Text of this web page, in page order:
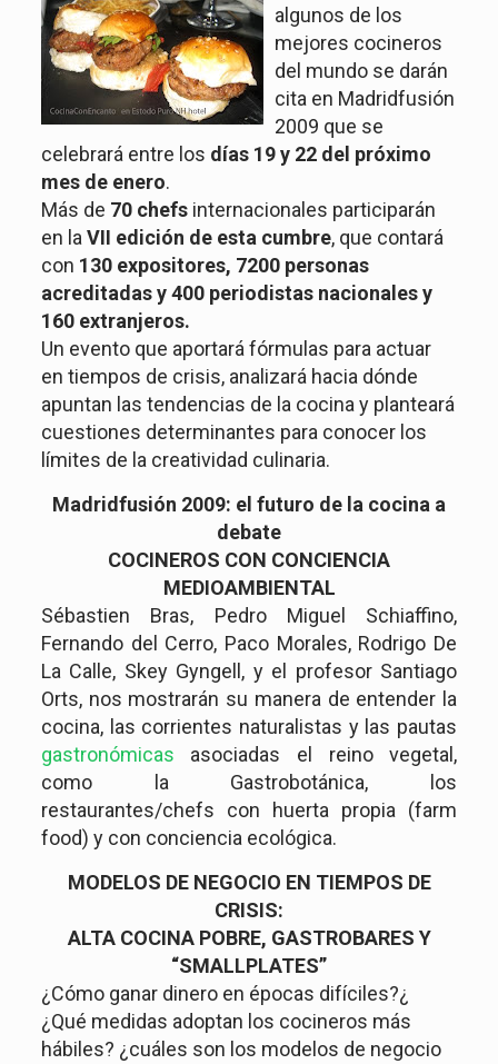
algunos de los
mejores cocineros
del mundo se darán
cita en Madridfusión
2009 que se
celebrará entre los días 19 y 22 del próximo
mes de enero.
Más de 70 chefsinternacionales participarán
en la VII edición de esta cumbre, que contará
con 130 expositores, 7200 personas
acreditadas y 400 periodistas nacionales y
160 extranjeros.
Un evento que aportará fórmulas para actuar
en tiempos de crisis, analizará hacia dónde
apuntan las tendencias de la cocina y planteará
cuestiones determinantes para conocer los
límites de la creatividad culinaria.
Madridfusión 2009: el futuro de la cocina a
debate
COCINEROS CON CONCIENCIA
MEDIOAMBIENTAL
Sébastien Bras, Pedro Miguel Schiaffino,
Fernando del Cerro, Paco Morales, Rodrigo De
La Calle, Skey Gyngell, y el profesor Santiago
Orts, nos mostrarán su manera de entender la
cocina, las corrientes naturalistas y las pautas
gastronómicas asociadas el reino vegetal,
como la Gastrobotánica, los
restaurantes/chefs con huerta propia (farm
food) y con conciencia ecológica.
MODELOS DE NEGOCIO EN TIEMPOS DE
CRISIS:
ALTA COCINA POBRE, GASTROBARES Y
“SMALLPLATES”
¿Cómo ganar dinero en épocas difíciles?¿
¿Qué medidas adoptan los cocineros más
hábiles? ¿cuáles son los modelos de negocio